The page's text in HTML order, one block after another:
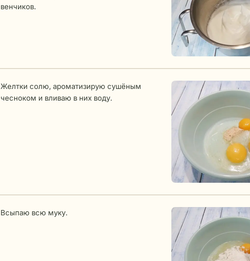
венчиков.
Желтки солю, ароматизирую сушёным
чесноком и вливаю в них воду.
Всыпаю всю муку.